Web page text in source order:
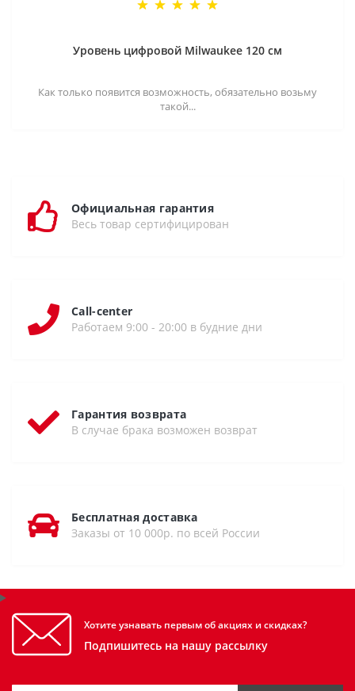
Уровень цифровой Milwaukee 120 см
Как только появится возможность, обязательно возьму
такой...
Официальная гарантия
Весь товар сертифицирован
Call-center
Работаем 9:00 - 20:00 в будние дни
Гарантия возврата
В случае брака возможен возврат
Бесплатная доставка
Заказы от 10 000р. по всей России
Хотите узнавать первым об акциях и скидках?
Подпишитесь на нашу рассылку